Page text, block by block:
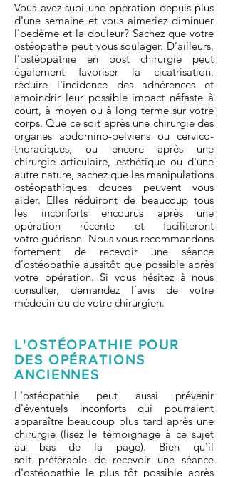
Vous avez subi une opération depuis plus
d'une semaine et vous aimeriez diminuer
l'oedème et la douleur? Sachez que votre
ostéopathe peut vous soulager. D'ailleurs,
l'ostéopathie en post chirurgie peut
également favoriser la cicatrisation,
réduire l'incidence des adhérences et
amoindrir leur possible impact néfaste à
court, à moyen ou à long terme sur votre
corps. Que ce soit après une chirurgie des
organes abdomino-pelviens ou cervico-
thoraciques, ou encore après une
chirurgie articulaire, esthétique ou d'une
autre nature, sachez que les manipulations
ostéopathiques douces peuvent vous
aider. Elles réduiront de beaucoup tous
les inconforts encourus après une
opération récente et faciliteront
votre guérison. Nous vous recommandons
fortement de recevoir une séance
d'ostéopathie aussitôt que possible après
votre opération. Si vous hésitez à nous
consulter, demandez l’avis de votre
médecin ou de votre chirurgien.
L'OSTÉOPATHIE POUR
DES OPÉRATIONS
ANCIENNES
L'ostéopathie peut aussi prévenir
d'éventuels inconforts qui pourraient
apparaître beaucoup plus tard après une
chirurgie (lisez le témoignage à ce sujet
au bas de la page). Bien qu'il
soit préférable de recevoir une séance
d'ostéopathie le plus tôt possible après